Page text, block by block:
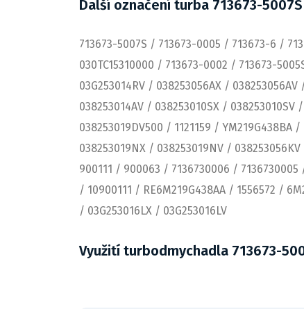
Další označení turba 713673-5007S
713673-5007S / 713673-0005 / 713673-6 /
030TC15310000 / 713673-0002 / 713673-
03G253014RV / 038253056AX /
038253014AV / 038253010SX /
038253019DV500 / 1121159 / YM219G438BA
038253019NX / 038253019NV /
900111 / 900063 / 7136730006 / 7136730005
/ 10900111 / RE6M219G438AA / 1556572 /
/ 03G253016LX / 03G253016LV
Využití turbodmychadla 713673-